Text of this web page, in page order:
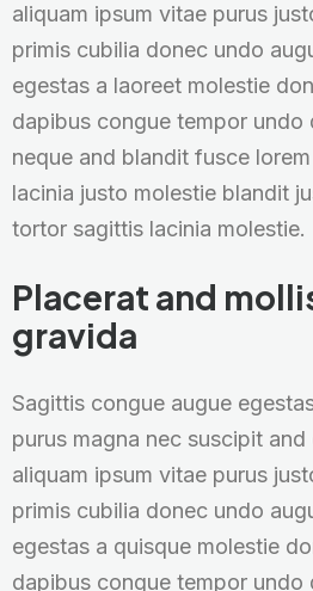
aliquam ipsum vitae purus
primis cubilia donec undo
egestas a laoreet molestie
dapibus congue tempor undo
neque and blandit fusce
lacinia justo molestie blandit
tortor sagittis lacinia molestie.
Placerat and
gravida
Sagittis congue augue
purus magna nec suscipit and
aliquam ipsum vitae purus
primis cubilia donec undo
egestas a quisque molestie
dapibus congue tempor undo